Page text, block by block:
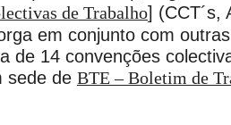
de Trabalho] (CCT´s,
em conjunto com
de 14 convenções
sede de BTE – Boletim de